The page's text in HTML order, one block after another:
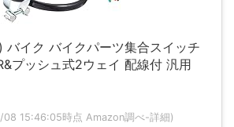
イク バイクパーツ集合スイッチ
プッシュ式2ウェイ 配線付 汎用
15:46:05時点 Amazon調べ-詳細)